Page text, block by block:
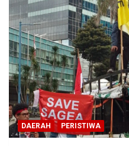
DAERAH PERISTIWA